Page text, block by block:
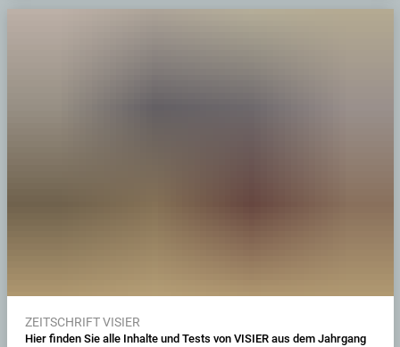
ZEITSCHRIFT VISIER
Hier finden Sie alle Inhalte und Tests von VISIER aus dem Jahrgang